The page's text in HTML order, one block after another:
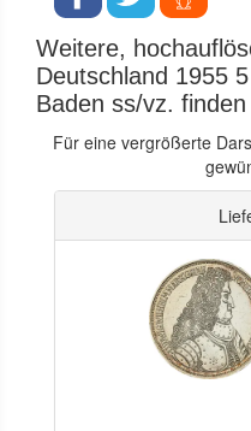
Weitere,
Deutschland 1955
Baden ss/vz.
Für eine vergrößerte